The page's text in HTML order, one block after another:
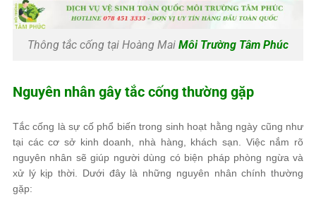
Thông tắc cống tại Hoàng Mai Môi Trường Tâm Phúc
Nguyên nhân gây tắc cống thường gặp
Tắc cống là sự cố phổ biến trong sinh hoạt hằng ngày cũng như
tại các cơ sở kinh doanh, nhà hàng, khách sạn. Việc nắm rõ
nguyên nhân sẽ giúp người dùng có biện pháp phòng ngừa và
xử lý kịp thời. Dưới đây là những nguyên nhân chính thường
gặp: